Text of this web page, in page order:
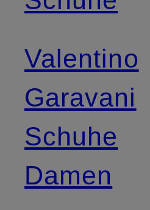
Valentino
Garavani
Schuhe
Damen